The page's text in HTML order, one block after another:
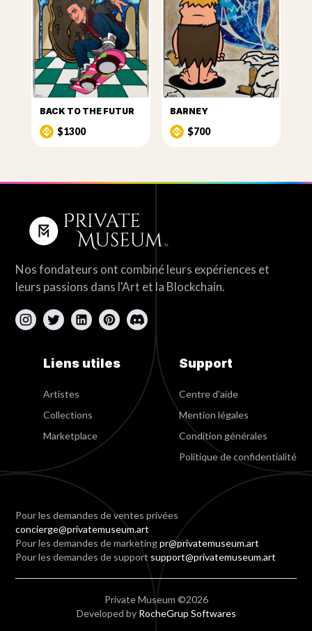
BACK TO THE FUTUR
$1300
BARNEY
$700
Nos fondateurs ont combiné leurs expériences et
leurs passions dans l'Art et la Blockchain.
Liens utiles
Artistes
Collections
Marketplace
Support
Centre d'aide
Mention légales
Condition générales
Politique de confidentialité
Pour les demandes de ventes privées
concierge@privatemuseum.art
Pour les demandes de marketingpr@privatemuseum.art
Pour les demandes de support support@privatemuseum.art
Private Museum ©2026
Developed by RocheGrup Softwares